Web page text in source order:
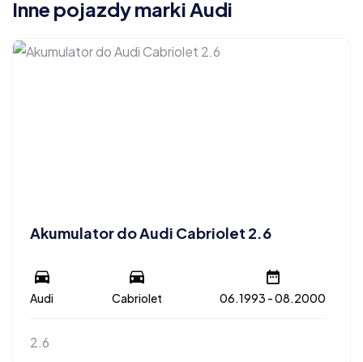
Inne pojazdy marki Audi
Akumulator do Audi Cabriolet 2.6
Audi Cabriolet 06.1993 - 08.2000
2.6